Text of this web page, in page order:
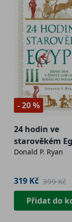
- 20 %
24 hodin ve
starověkém
Donald P. Ryan
319 Kč 399 Kč
Přidat do